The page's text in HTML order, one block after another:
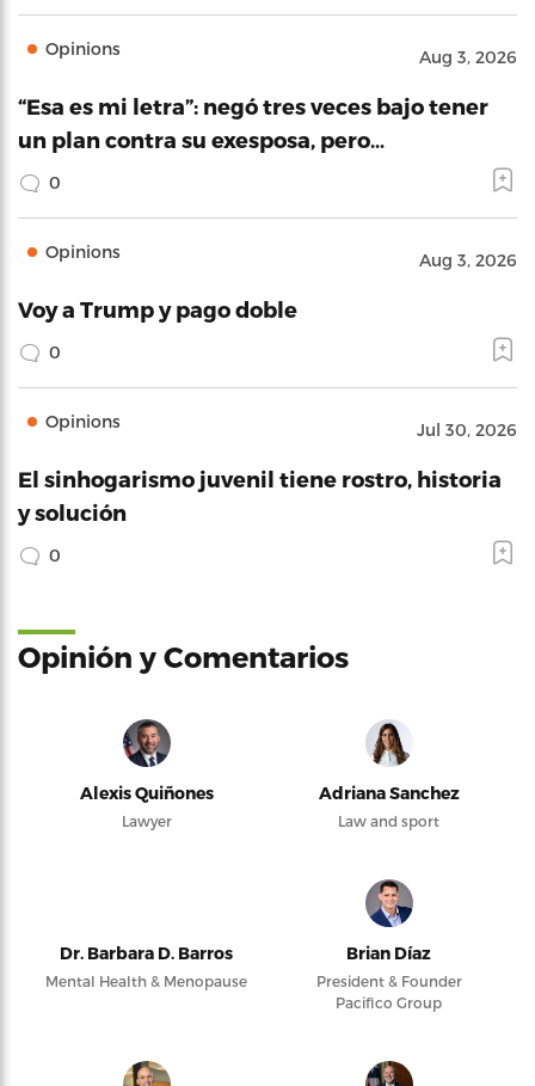
Opinions Aug 3, 2026
“Esa es mi letra”: negó tres veces bajo tener
un plan contra su exesposa, pero…
0
Opinions Aug 3, 2026
Voy a Trump y pago doble
0
Opinions Jul 30, 2026
El sinhogarismo juvenil tiene rostro, historia
y solución
0
Opinión y Comentarios
Alexis Quiñones
Lawyer
Adriana Sanchez
Law and sport
Dr. Barbara D. Barros
Mental Health & Menopause
Brian Díaz
President & Founder
Pacifico Group